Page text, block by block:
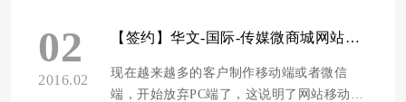
的天猫商城的推广费时非常的高的，有时候
花了很多的钱，可是在里面一看根本就不起
眼，因为自己的...
02
2016.02
【签约】华文-国际-传媒微商城网站建设
现在越来越多的客户制作移动端或者微信
端，开始放弃PC端了，这说明了网站移动端